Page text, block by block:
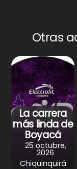
s
A
p
Otras
La carrera
más linda de
Boyacá
25 octubre,
2026
Chiquinquirá